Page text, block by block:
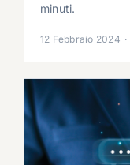
minuti.
12 Febbraio 2024 ·